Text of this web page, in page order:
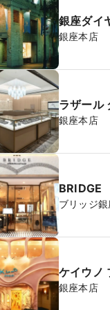
銀座ダイ
銀座本店
ラザール
銀座本店
BRIDGE
ブリッジ
ケイウノ
銀座本店